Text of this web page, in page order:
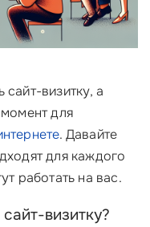
визитку, а
для
. Давайте
для каждого
работать на вас.
визитку?